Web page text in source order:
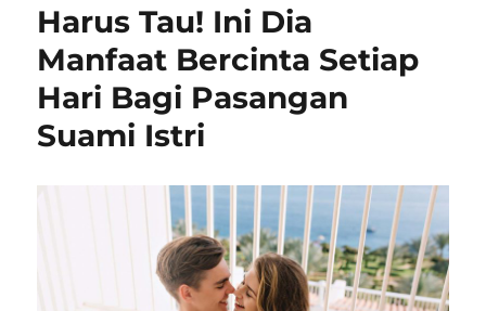
Harus Tau! Ini Dia
Manfaat Bercinta Setiap
Hari Bagi Pasangan
Suami Istri